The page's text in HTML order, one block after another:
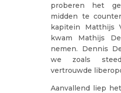
proberen het
midden te
kapitein Matthijs
kwam Mathijs
nemen. Dennis
we zoals
vertrouwde
Aanvallend liep